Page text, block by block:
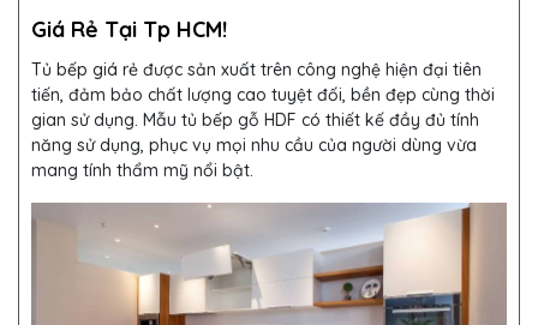
Giá Rẻ Tại Tp HCM!
Tủ bếp giá rẻ được sản xuất trên công nghệ hiện đại tiên
tiến, đảm bảo chất lượng cao tuyệt đối, bền đẹp cùng thời
gian sử dụng. Mẫu tủ bếp gỗ HDF có thiết kế đầy đủ tính
năng sử dụng, phục vụ mọi nhu cầu của người dùng vừa
mang tính thẩm mỹ nổi bật.